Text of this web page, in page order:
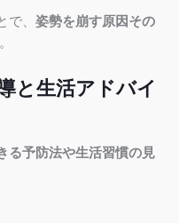
、 姿勢を崩す原因その
と生活アドバイ
る予防法や生活習慣の見